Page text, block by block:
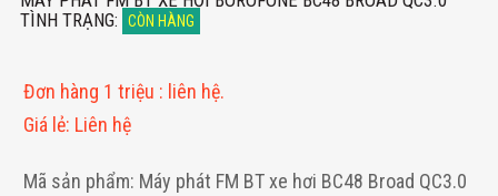
TÌNH TRẠNG: CÒN HÀNG
Đơn hàng 1 triệu : liên hệ.
Giá lẻ: Liên hệ
Mã sản phẩm: Máy phát FM BT xe hơi BC48 Broad QC3.0